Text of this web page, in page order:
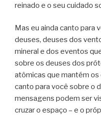
reinado e o seu cuidado
Mas eu ainda canto para
deuses, deuses dos
mineral e dos eventos
sobre os deuses dos
atômicas que mantém
canto para você sobre o
mensagens podem ser
cruzar o espaço – e o